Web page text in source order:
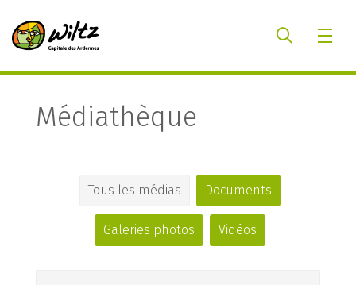
Médiathèque
Tous les médias Documents
Galeries photos Vidéos